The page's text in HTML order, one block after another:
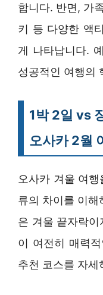
합니다. 반면, 가
키 등 다양한 액
게 나타납니다.
성공적인 여행의
1박 2일 vs
오사카 2월
오사카 겨울 여
류의 차이를 이해
은 겨울 끝자락
이 여전히 매력
추천 코스를 자세